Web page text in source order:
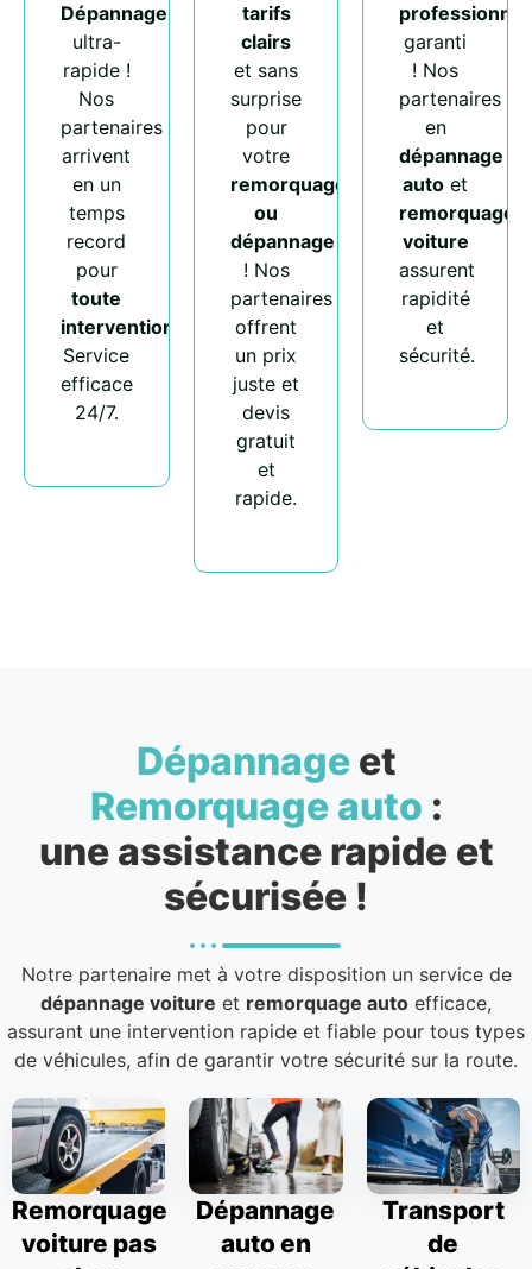
Dépannage
ultra-
rapide !
Nos
partenaires
arrivent
en un
temps
record
pour
toute
intervention
Service
efficace
24/7.
tarifs
clairs
et sans
surprise
pour
votre
remorquage
ou
dépannage
! Nos
partenaires
offrent
un prix
juste et
devis
gratuit
et
rapide.
professionnel
garanti
! Nos
partenaires
en
dépannage
auto et
remorquage
voiture
assurent
rapidité
et
sécurité.
Dépannageet
Remorquage auto :
une assistance rapide et
sécurisée !
Notre partenaire met à votre disposition un service de
dépannage voiture et remorquage auto efficace,
assurant une intervention rapide et fiable pour tous types
de véhicules, afin de garantir votre sécurité sur la route.
Remorquage
voiture pas
Dépannage
auto en
Transport
de